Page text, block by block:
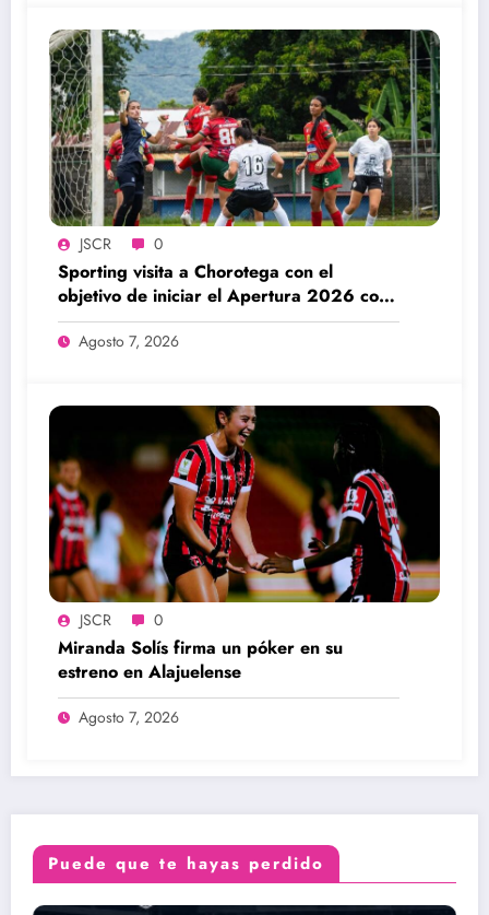
JSCR 0
Sporting visita a Chorotega con el
objetivo de iniciar el Apertura 2026 con
una victoria
Agosto 7, 2026
JSCR 0
Miranda Solís firma un póker en su
estreno en Alajuelense
Agosto 7, 2026
Puede que te hayas perdido